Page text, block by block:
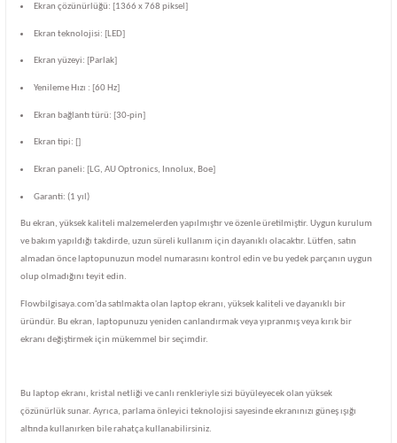
Ekran çözünürlüğü: [1366 x 768 piksel]
Ekran teknolojisi: [LED]
Ekran yüzeyi: [Parlak]
Yenileme Hızı : [60 Hz]
Ekran bağlantı türü: [30-pin]
Ekran tipi: []
Ekran paneli: [LG, AU Optronics, Innolux, Boe]
Garanti: (1 yıl)
Bu ekran, yüksek kaliteli malzemelerden yapılmıştır ve özenle üretilmiştir. Uygun kurulum
ve bakım yapıldığı takdirde, uzun süreli kullanım için dayanıklı olacaktır. Lütfen, satın
almadan önce laptopunuzun model numarasını kontrol edin ve bu yedek parçanın uygun
olup olmadığını teyit edin.
Flowbilgisaya.com'da satılmakta olan laptop ekranı, yüksek kaliteli ve dayanıklı bir
üründür. Bu ekran, laptopunuzu yeniden canlandırmak veya yıpranmış veya kırık bir
ekranı değiştirmek için mükemmel bir seçimdir.
Bu laptop ekranı, kristal netliği ve canlı renkleriyle sizi büyüleyecek olan yüksek
çözünürlük sunar. Ayrıca, parlama önleyici teknolojisi sayesinde ekranınızı güneş ışığı
altında kullanırken bile rahatça kullanabilirsiniz.